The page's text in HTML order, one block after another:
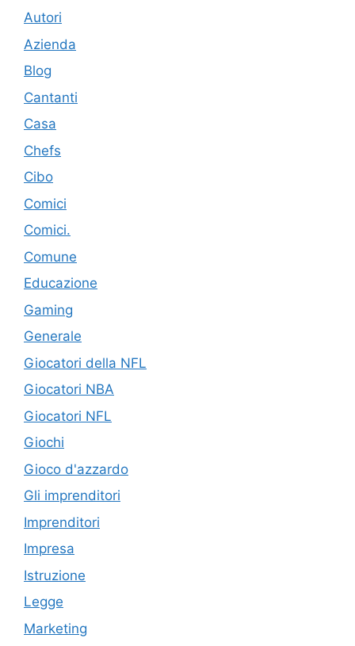
Autori
Azienda
Blog
Cantanti
Casa
Chefs
Cibo
Comici
Comici.
Comune
Educazione
Gaming
Generale
Giocatori della NFL
Giocatori NBA
Giocatori NFL
Giochi
Gioco d'azzardo
Gli imprenditori
Imprenditori
Impresa
Istruzione
Legge
Marketing